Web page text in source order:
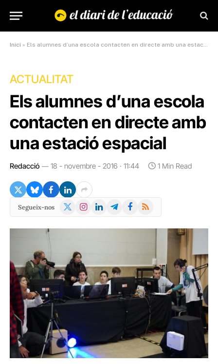
Inici » Els alumnes d’una escola contacten en directe amb una estació espacial
ACTUALITAT
Els alumnes d’una escola
contacten en directe amb
una estació espacial
Redacció 18 - novembre - 2016 · 11:44 1 Min Read
Segueix-nos
X
Instagram
LinkedInTelegramFacebook
RSS